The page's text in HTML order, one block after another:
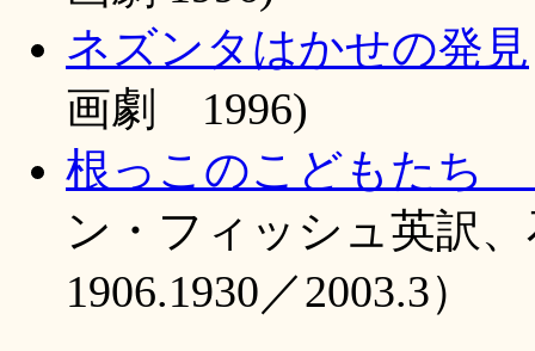
ネズンタはかせの発見
画劇 1996)
根っこのこどもたち
ン・フィッシュ英
1906.1930／2003.3）